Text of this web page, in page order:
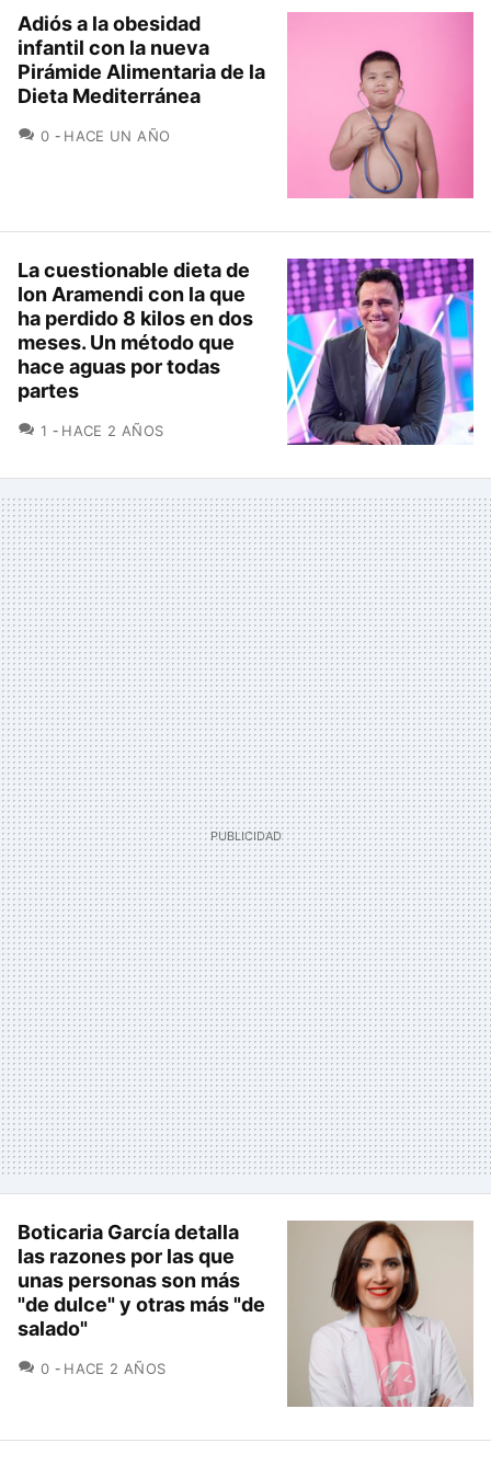
Adiós a la obesidad
infantil con la nueva
Pirámide Alimentaria de la
Dieta Mediterránea
0 COMENTARIOS
HACE UN AÑO
La cuestionable dieta de
Ion Aramendi con la que
ha perdido 8 kilos en dos
meses. Un método que
hace aguas por todas
partes
1 COMENTARIOS
HACE 2 AÑOS
Boticaria García detalla
las razones por las que
unas personas son más
"de dulce" y otras más "de
salado"
0 COMENTARIOS
HACE 2 AÑOS